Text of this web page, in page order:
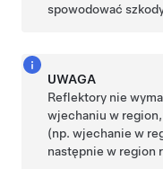
spowodować
UWAGA
Reflektory nie
wjechaniu w
(np. wjechanie w
następnie w region